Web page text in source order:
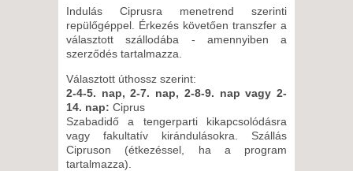
6 NAP / 5 ÉJSZAKA
2026. OKTÓBER 03., SZOMBAT
-
15 NAP / 14 ÉJSZAKA
2026. OKTÓBER 03., SZOMBAT
-
8 NAP / 7 ÉJSZAKA
2026. OKTÓBER 06., KEDD -
Indulás Ciprusra menetrend szerinti
repülőgéppel. Érkezés követően transzfer a
választott szállodába - amennyiben a
szerződés tartalmazza.
Választott úthossz szerint:
2-4-5. nap, 2-7. nap, 2-8-9. nap vagy 2-
14. nap: Ciprus
Szabadidő a tengerparti kikapcsolódásra
vagy fakultatív kirándulásokra. Szállás
Cipruson (étkezéssel, ha a program
tartalmazza).